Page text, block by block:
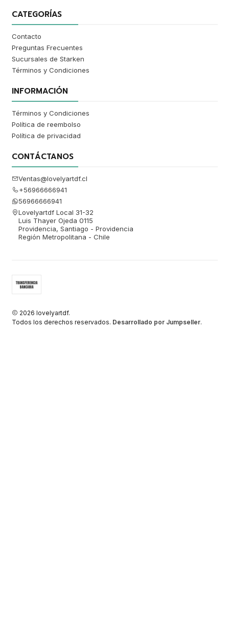
CATEGORÍAS
Contacto
Preguntas Frecuentes
Sucursales de Starken
Términos y Condiciones
INFORMACIÓN
Términos y Condiciones
Política de reembolso
Política de privacidad
CONTÁCTANOS
Ventas@lovelyartdf.cl
+56966666941
56966666941
Lovelyartdf Local 31-32
Luis Thayer Ojeda 0115
Providencia, Santiago - Providencia
Región Metropolitana - Chile
2026 lovelyartdf.
Todos los derechos reservados. Desarrollado por Jumpseller.